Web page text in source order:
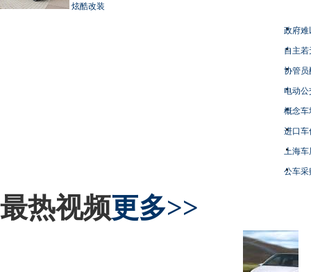
炫酷改装
政府难
自主
协管员
电动
概念车
进口车
上海
公车采
最热视频更多>>